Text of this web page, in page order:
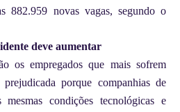
882.959 novas vagas, segundo o
deve aumentar
os empregados que mais sofrem
porque companhias de
condições tecnológicas e